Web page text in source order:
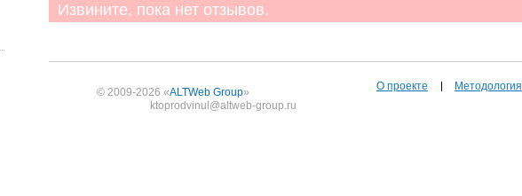
Извините, пока нет отзывов.
© 2009-2026 «ALTWeb Group»
ktoprodvinul@altweb-group.ru
О проекте Методология